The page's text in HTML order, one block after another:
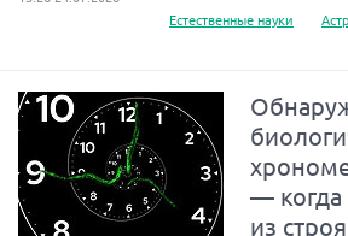
Естественные науки
— когда
из